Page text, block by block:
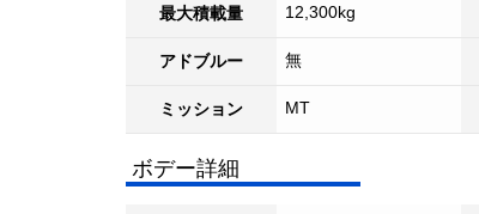
最大積載量 12,300kg
アドブルー 無
ミッション MT
ボデー詳細